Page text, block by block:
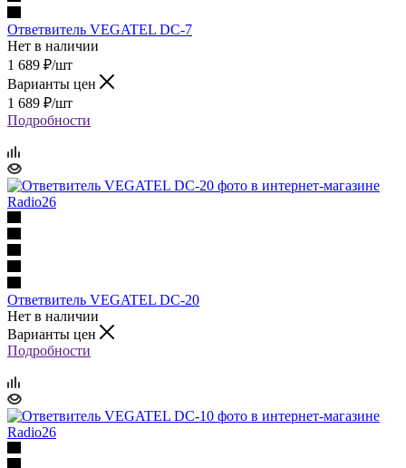
Ответвитель VEGATEL DC-7
Нет в наличии
1 689 ₽/шт
Варианты цен
1 689 ₽/шт
Подробности
Ответвитель VEGATEL DC-20
Нет в наличии
Варианты цен
Подробности